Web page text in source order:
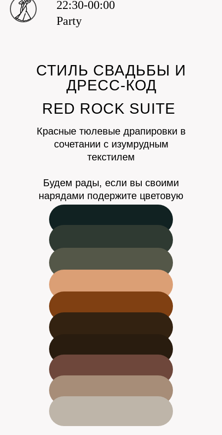
22:30-00:00
Party
СТИЛЬ СВАДЬБЫ И
ДРЕСС-КОД
RED ROCK SUITE
Красные тюлевые драпировки в
сочетании с изумрудным
текстилем
Будем рады, если вы своими
нарядами подержите цветовую
гамму вечера